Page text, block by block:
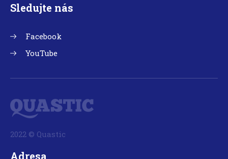
Sledujte nás
Facebook
YouTube
2022 © Quastic
Adresa